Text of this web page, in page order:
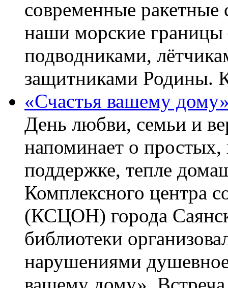
современные ракетные
наши морские
подводниками,
защитниками Родины.
«Счастья вашему
День любви, семьи и
напоминает о
поддержке, тепле
Комплексного центра
(КСЦОН) города
библиотеки
нарушениями